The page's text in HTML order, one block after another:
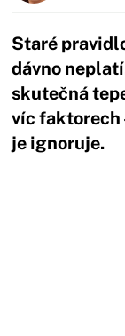
Staré
dávno
skutečná
víc faktorech
je ignoruje.